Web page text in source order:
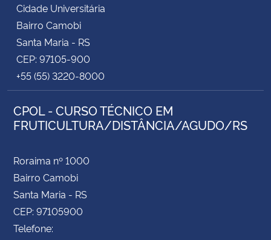
Cidade Universitária
Bairro Camobi
Santa Maria - RS
CEP: 97105-900
+55 (55) 3220-8000
CPOL - CURSO TÉCNICO EM
FRUTICULTURA/DISTÂNCIA/AGUDO/RS
Roraima nº 1000
Bairro Camobi
Santa Maria - RS
CEP: 97105900
Telefone: